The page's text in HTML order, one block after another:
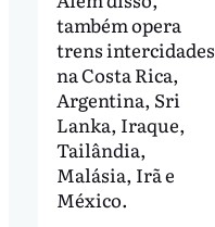
também opera
trens intercidades
na Costa Rica,
Argentina, Sri
Lanka, Iraque,
Tailândia,
Malásia, Irã e
México.